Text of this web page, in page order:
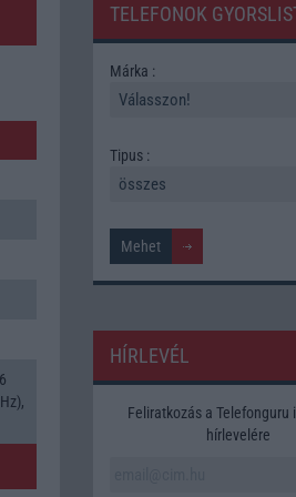
TELEFONOK
Márka :
Tipus :
HÍRLEVÉL
Feliratkozás a Telefonguru
hírlevelére